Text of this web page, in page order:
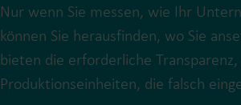
Nur wenn Sie messen, wie Ihr
können Sie herausfinden, wo Sie
bieten die erforderliche
Produktionseinheiten, die falsch